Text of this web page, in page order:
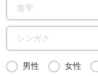
男性 女性